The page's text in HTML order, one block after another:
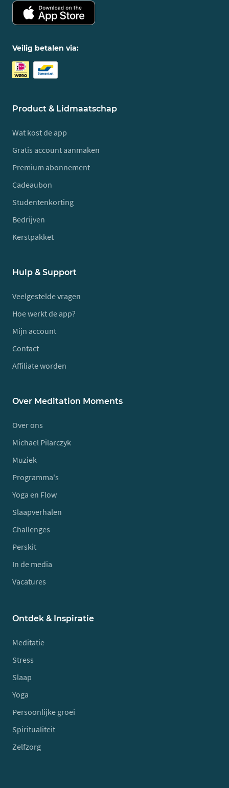
Veilig betalen via:
Product & Lidmaatschap
Wat kost de app
Gratis account aanmaken
Premium abonnement
Cadeaubon
Studentenkorting
Bedrijven
Kerstpakket
Hulp & Support
Veelgestelde vragen
Hoe werkt de app?
Mijn account
Contact
Affiliate worden
Over Meditation Moments
Over ons
Michael Pilarczyk
Muziek
Programma's
Yoga en Flow
Slaapverhalen
Challenges
Perskit
In de media
Vacatures
Ontdek & Inspiratie
Meditatie
Stress
Slaap
Yoga
Persoonlijke groei
Spiritualiteit
Zelfzorg